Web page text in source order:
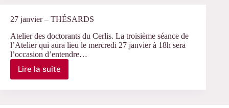
–
d’enquêtes
qualitatives
en
sciences
sociales
27 janvier – THÉSARDS
Atelier des doctorants du Cerlis. La troisième séance de
l’Atelier qui aura lieu le mercredi 27 janvier à 18h sera
l’occasion d’entendre…
Lire la suite
27
janvier